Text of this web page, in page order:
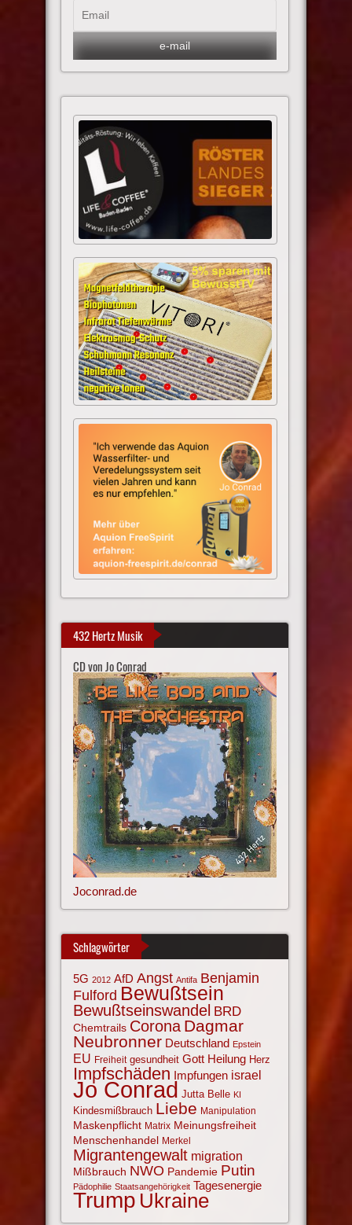
432 Hertz Musik
CD von Jo Conrad
Joconrad.de
Schlagwörter
5G 2012 AfD Angst Antifa Benjamin
Fulford Bewußtsein
Bewußtseinswandel BRD
Chemtrails Corona Dagmar
Neubronner Deutschland Epstein
EU Freiheit gesundheit Gott Heilung Herz
Impfschäden Impfungen israel
Jo Conrad Jutta Belle KI
Kindesmißbrauch Liebe Manipulation
Maskenpflicht Matrix Meinungsfreiheit
Menschenhandel Merkel
Migrantengewalt migration
Mißbrauch NWO Pandemie Putin
Pädophilie Staatsangehörigkeit Tagesenergie
Trump Ukraine